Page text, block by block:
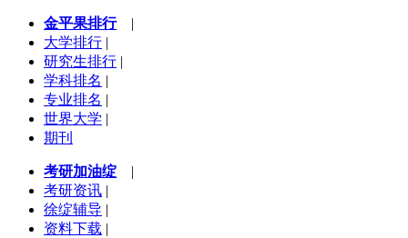
金平果排行|
大学排行 |
研究生排行 |
学科排名 |
专业排名 |
世界大学 |
期刊
考研加油绽 |
考研资讯 |
徐绽辅导 |
资料下载 |